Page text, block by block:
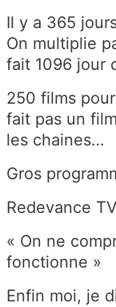
Il y a 365
On multiplie
fait 1096 jour
250 films
fait pas un
les chaines…
Gros
Redevance
« On ne
fonctionne »
Enfin moi, je